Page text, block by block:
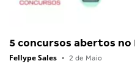
5 concursos abertos
Fellype Sales • 2 de Maio